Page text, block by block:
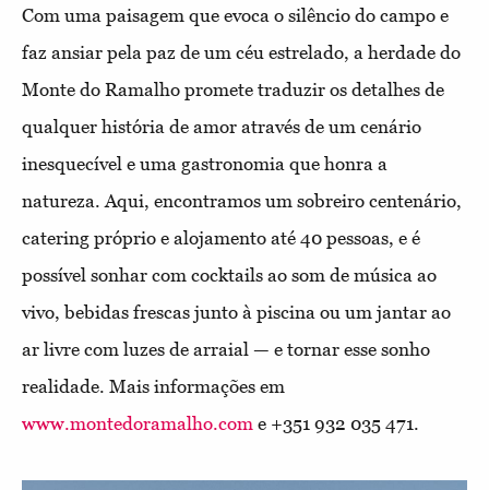
Com uma paisagem que evoca o silêncio do campo e
faz ansiar pela paz de um céu estrelado, a herdade do
Monte do Ramalho promete traduzir os detalhes de
qualquer história de amor através de um cenário
inesquecível e uma gastronomia que honra a
natureza. Aqui, encontramos um sobreiro centenário,
catering próprio e alojamento até 40 pessoas, e é
possível sonhar com cocktails ao som de música ao
vivo, bebidas frescas junto à piscina ou um jantar ao
ar livre com luzes de arraial — e tornar esse sonho
realidade. Mais informações em
www.montedoramalho.com e +351 932 035 471.